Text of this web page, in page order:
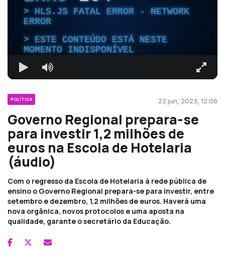
HLS.JS FATAL ERROR - NETWORK
ERROR
ESTE CONTEÚDO ESTÁ NESTE
MOMENTO INDISPONÍVEL
POLÍTICA 22 jun, 2023, 12:06
Governo Regional prepara-se
para investir 1,2 milhões de
euros na Escola de Hotelaria
(áudio)
Com o regresso da Escola de Hotelaria à rede pública de
ensino o Governo Regional prepara-se para investir, entre
setembro e dezembro, 1,2 milhões de euros. Haverá uma
nova orgânica, novos protocolos e uma aposta na
qualidade, garante o secretário da Educação.